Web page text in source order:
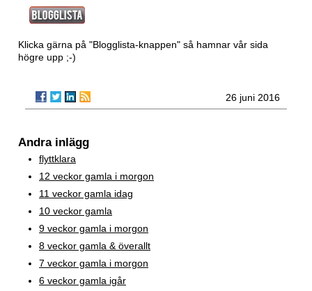
Klicka gärna på "Blogglista-knappen" så hamnar vår sida
högre upp ;-)
26 juni 2016
Andra inlägg
flyttklara
12 veckor gamla i morgon
11 veckor gamla idag
10 veckor gamla
9 veckor gamla i morgon
8 veckor gamla & överallt
7 veckor gamla i morgon
6 veckor gamla igår